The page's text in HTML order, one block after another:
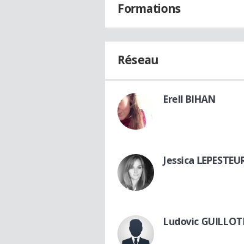
Formations
Réseau
Erell BIHAN
Jessica
Ludovic